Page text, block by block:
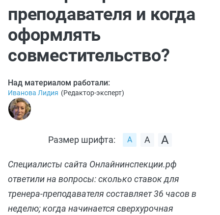
преподавателя и когда
оформлять
совместительство?
Над материалом работали:
Иванова Лидия (Редактор-эксперт)
Размер шрифта:
Специалисты сайта Онлайнинспекции.рф
ответили на вопросы: сколько ставок для
тренера-преподавателя составляет 36 часов в
неделю; когда начинается сверхурочная